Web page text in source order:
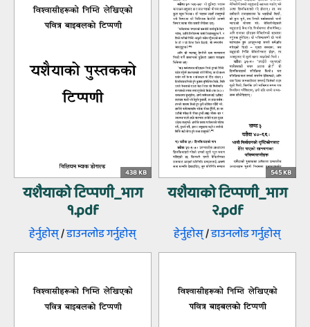
438 KB
यशैयाको टिप्‍पणी_भाग
१.pdf
हेर्नुहोस्‌/डाउनलोड गर्नुहोस्‌
545 KB
यशैयाको टिप्‍पणी_भाग
२.pdf
हेर्नुहोस्‌/डाउनलोड गर्नुहोस्‌